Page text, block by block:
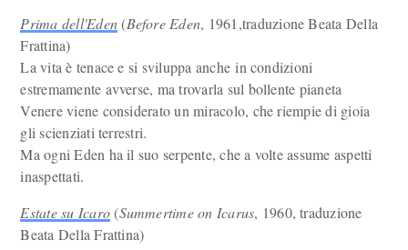
Prima dell'Eden(Before Eden, 1961,traduzione Beata Della
Frattina)
La vita è tenace e si sviluppa anche in condizioni
estremamente avverse, ma trovarla sul bollente pianeta
Venere viene considerato un miracolo, che riempie di gioia
gli scienziati terrestri.
Ma ogni Eden ha il suo serpente, che a volte assume aspetti
inaspettati.
Estate su Icaro(Summertime on Icarus, 1960, traduzione
Beata Della Frattina)